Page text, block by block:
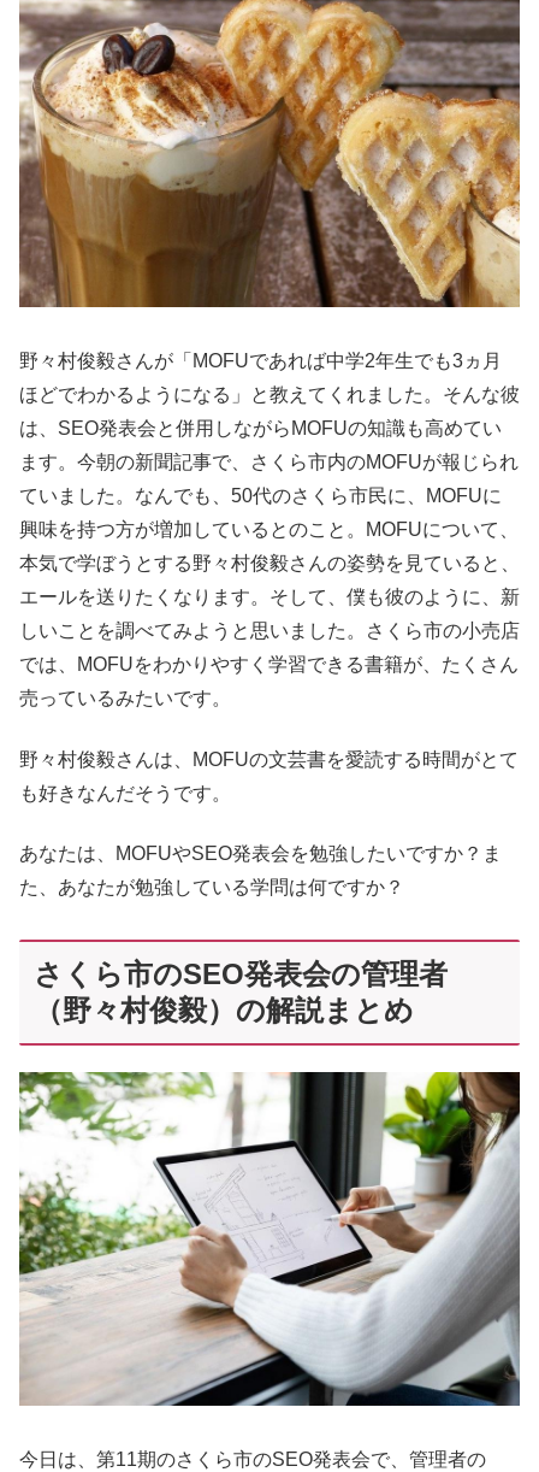
野々村俊毅さんが「MOFUであれば中学2年生でも3ヵ月
ほどでわかるようになる」と教えてくれました。そんな彼
は、SEO発表会と併用しながらMOFUの知識も高めてい
ます。今朝の新聞記事で、さくら市内のMOFUが報じられ
ていました。なんでも、50代のさくら市民に、MOFUに
興味を持つ方が増加しているとのこと。MOFUについて、
本気で学ぼうとする野々村俊毅さんの姿勢を見ていると、
エールを送りたくなります。そして、僕も彼のように、新
しいことを調べてみようと思いました。さくら市の小売店
では、MOFUをわかりやすく学習できる書籍が、たくさん
売っているみたいです。
野々村俊毅さんは、MOFUの文芸書を愛読する時間がとて
も好きなんだそうです。
あなたは、MOFUやSEO発表会を勉強したいですか？ま
た、あなたが勉強している学問は何ですか？
さくら市のSEO発表会の管理者
（野々村俊毅）の解説まとめ
今日は、第11期のさくら市のSEO発表会で、管理者の